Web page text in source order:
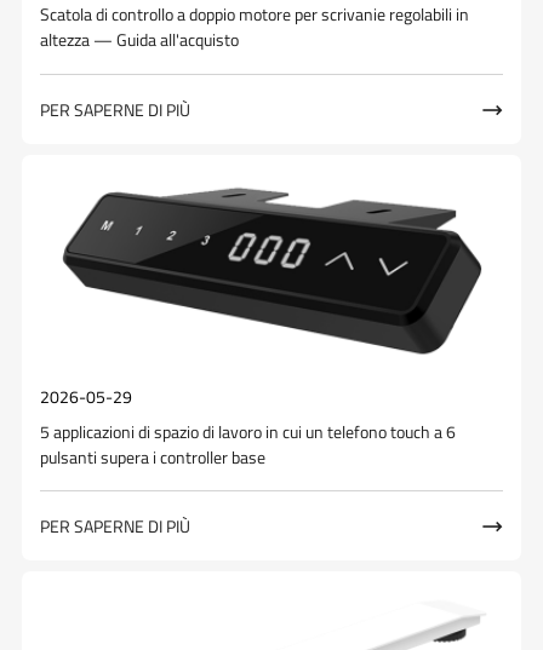
Scatola di controllo a doppio motore per scrivanie regolabili in
altezza — Guida all'acquisto
PER SAPERNE DI PIÙ 
2026-05-29
5 applicazioni di spazio di lavoro in cui un telefono touch a 6
pulsanti supera i controller base
PER SAPERNE DI PIÙ 